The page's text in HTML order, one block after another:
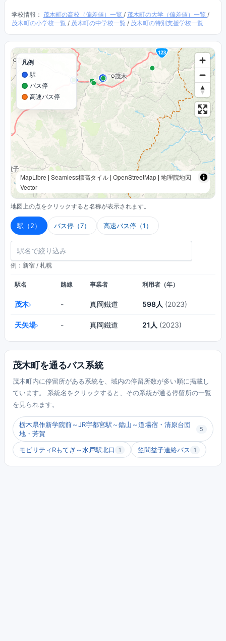
学校情報： 茂木町の高校（偏差値）一覧 / 茂木町の大学（偏差値）一覧 /
茂木町の小学校一覧 / 茂木町の中学校一覧 / 茂木町の特別支援学校一覧
凡例
駅
バス停
高速バス停
MapLibre | Seamless標高タイル | OpenStreetMap | 地理院地図
Vector
地図上の点をクリックすると名称が表示されます。
駅（2） バス停（7） 高速バス停（1）
例：新宿 / 札幌
駅名 路線 事業者 利用者（年）
茂木› - 真岡鐵道 598人 (2023)
天矢場› - 真岡鐵道 21人 (2023)
茂木町を通るバス系統
茂木町内に停留所がある系統を、域内の停留所数が多い順に掲載し
ています。 系統名をクリックすると、その系統が通る停留所の一覧
を見られます。
栃木県作新学院前～JR宇都宮駅～鐺山～道場宿・清原台団
地・芳賀
5
モビリティRもてぎ～水戸駅北口 1 笠間益子連絡バス 1